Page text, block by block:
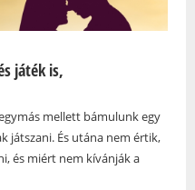
játék is,
mellett bámulunk egy
játszani. És utána nem értik,
és miért nem kívánják a